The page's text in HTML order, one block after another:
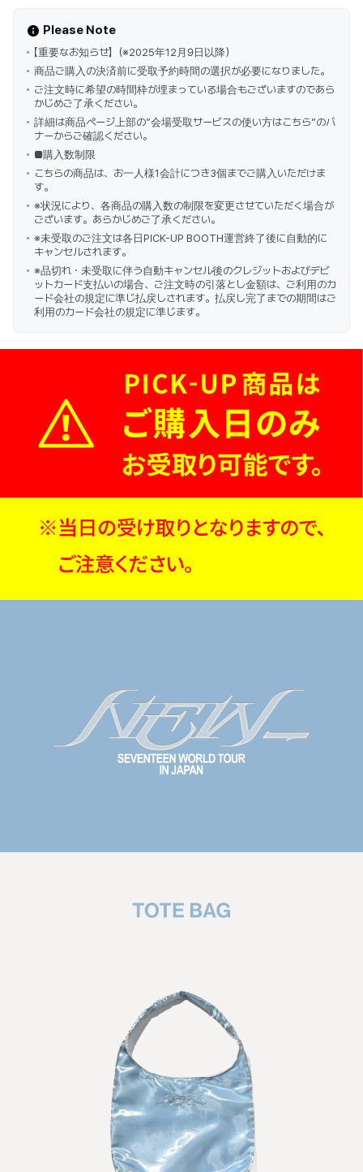
Please Note
【重要なお知らせ】（※2025年12月9日以降）
商品ご購入の決済前に受取予約時間の選択が必要になりました。
ご注文時に希望の時間枠が埋まっている場合もございますのであら
かじめご了承ください。
詳細は商品ページ上部の”会場受取サービスの使い方はこちら”のバ
ナーからご確認ください。
■購入数制限
こちらの商品は、お一人様1会計につき3個までご購入いただけま
す。
※状況により、各商品の購入数の制限を変更させていただく場合が
ございます。あらかじめご了承ください。
※未受取のご注文は各日PICK-UP BOOTH運営終了後に自動的に
キャンセルされます。
※品切れ・未受取に伴う自動キャンセル後のクレジットおよびデビ
ットカード支払いの場合、ご注文時の引落とし金額は、ご利用のカ
ード会社の規定に準じ払戻しされます。払戻し完了までの期間はご
利用のカード会社の規定に準じます。